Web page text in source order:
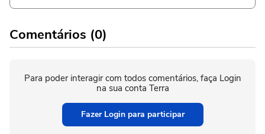
Comentários (0)
Para poder interagir com todos comentários, faça Login
na sua conta Terra
Fazer Login para participar